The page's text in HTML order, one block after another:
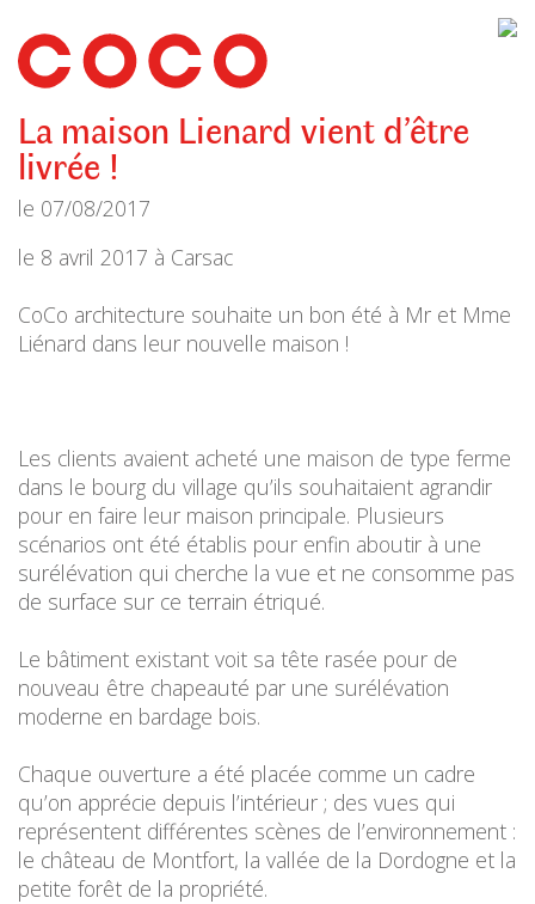
CoCo
Architecture
architecture,
urbanisme,
etc.
La maison Lienard vient d’être
livrée !
le 07/08/2017
le 8 avril 2017 à Carsac
CoCo architecture souhaite un bon été à Mr et Mme
Liénard dans leur nouvelle maison !
Les clients avaient acheté une maison de type ferme
dans le bourg du village qu’ils souhaitaient agrandir
pour en faire leur maison principale. Plusieurs
scénarios ont été établis pour enfin aboutir à une
surélévation qui cherche la vue et ne consomme pas
de surface sur ce terrain étriqué.
Le bâtiment existant voit sa tête rasée pour de
nouveau être chapeauté par une surélévation
moderne en bardage bois.
Chaque ouverture a été placée comme un cadre
qu’on apprécie depuis l’intérieur ; des vues qui
représentent différentes scènes de l’environnement :
le château de Montfort, la vallée de la Dordogne et la
petite forêt de la propriété.